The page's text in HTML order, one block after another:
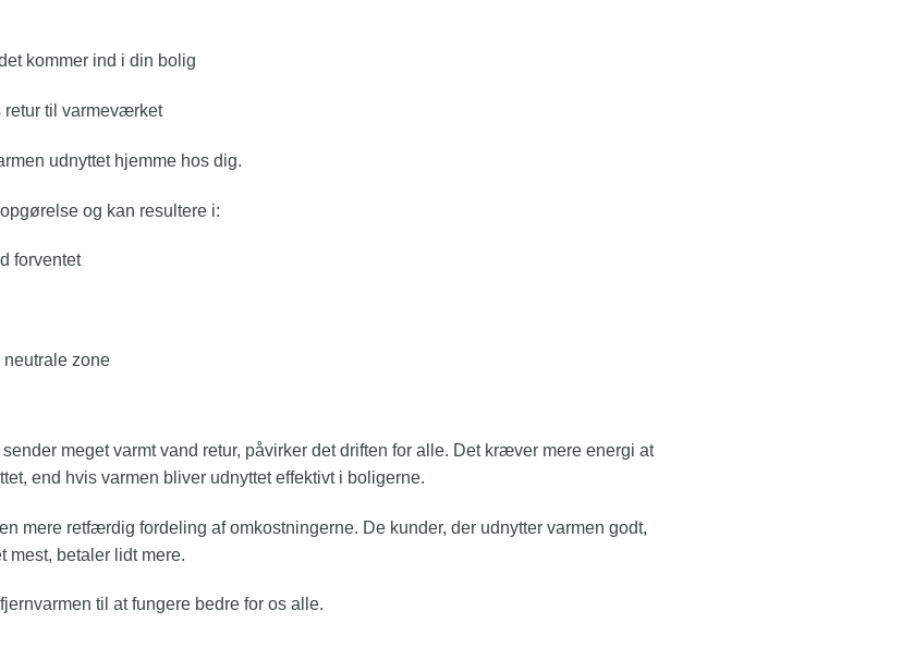
kommer ind i din bolig
retur til varmeværket
udnyttet hjemme hos dig.
og kan resultere i:
forventet
zone
meget varmt vand retur, påvirker det driften for alle. Det kræver mere energi at
end hvis varmen bliver udnyttet effektivt i boligerne.
mere retfærdig fordeling af omkostningerne. De kunder, der udnytter varmen godt,
mest, betaler lidt mere.
til at fungere bedre for os alle.